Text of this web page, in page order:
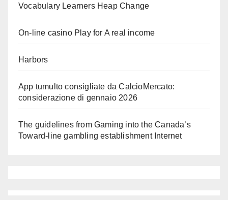
Vocabulary Learners Heap Change
On-line casino Play for A real income
Harbors
App tumulto consigliate da CalcioMercato:
considerazione di gennaio 2026
The guidelines from Gaming into the Canada’s
Toward-line gambling establishment Internet